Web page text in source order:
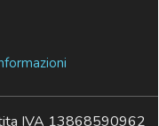
IVA 13868590962